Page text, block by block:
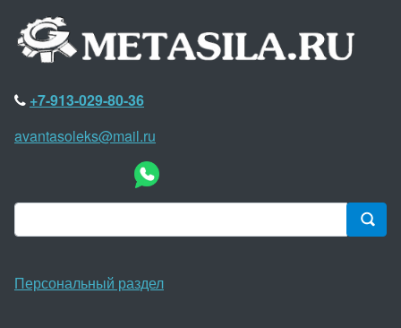
+7-913-029-80-36
avantasoleks@mail.ru
Персональный раздел